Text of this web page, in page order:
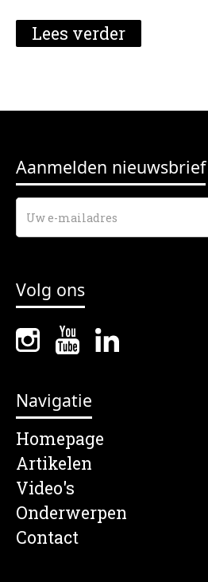
Lees verder
Aanmelden nieuwsbrief
Volg ons
Navigatie
Homepage
Artikelen
Video's
Onderwerpen
Contact